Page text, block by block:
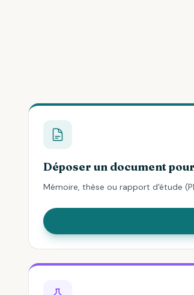
Déposer un document
Mémoire, thèse ou rapport d'étude